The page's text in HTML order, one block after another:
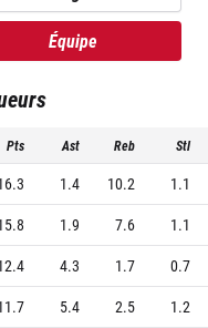
Équipe
Pts Ast Reb Stl
1.4 10.2
1.1
1.9 7.6
1.1
4.3 1.7
0.7
5.4 2.5
1.2